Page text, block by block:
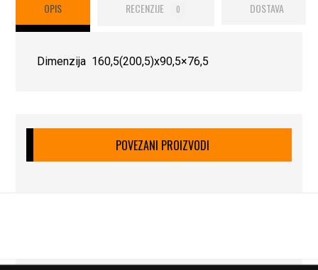
OPIS RECENZIJE 0 DOSTAVA
Dimenzija 160,5(200,5)x90,5×76,5
POVEZANI PROIZVODI